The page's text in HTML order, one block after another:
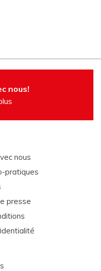
nous!
nous
pratiques
presse